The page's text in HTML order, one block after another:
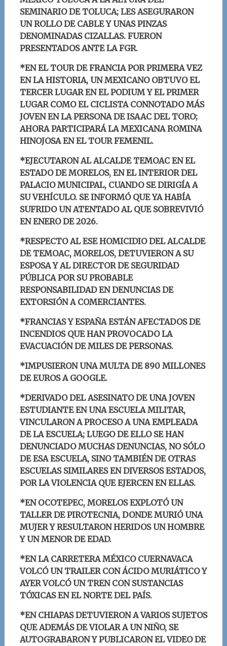
SEMINARIO DE TOLUCA; LES ASEGURARON
UN ROLLO DE CABLE Y UNAS PINZAS
DENOMINADAS CIZALLAS. FUERON
PRESENTADOS ANTE LA FGR.
*EN EL TOUR DE FRANCIA POR PRIMERA VEZ
EN LA HISTORIA, UN MEXICANO OBTUVO EL
TERCER LUGAR EN EL PODIUM Y EL PRIMER
LUGAR COMO EL CICLISTA CONNOTADO MÁS
JOVEN EN LA PERSONA DE ISAAC DEL TORO;
AHORA PARTICIPARÁ LA MEXICANA ROMINA
HINOJOSA EN EL TOUR FEMENIL.
*EJECUTARON AL ALCALDE TEMOAC EN EL
ESTADO DE MORELOS, EN EL INTERIOR DEL
PALACIO MUNICIPAL, CUANDO SE DIRIGÍA A
SU VEHÍCULO. SE INFORMÓ QUE YA HABÍA
SUFRIDO UN ATENTADO AL QUE SOBREVIVIÓ
EN ENERO DE 2026.
*RESPECTO AL ESE HOMICIDIO DEL ALCALDE
DE TEMOAC, MORELOS, DETUVIERON A SU
ESPOSA Y AL DIRECTOR DE SEGURIDAD
PÚBLICA POR SU PROBABLE
RESPONSABILIDAD EN DENUNCIAS DE
EXTORSIÓN A COMERCIANTES.
*FRANCIAS Y ESPAÑA ESTÁN AFECTADOS DE
INCENDIOS QUE HAN PROVOCADO LA
EVACUACIÓN DE MILES DE PERSONAS.
*IMPUSIERON UNA MULTA DE 890 MILLONES
DE EUROS A GOOGLE.
*DERIVADO DEL ASESINATO DE UNA JOVEN
ESTUDIANTE EN UNA ESCUELA MILITAR,
VINCULARON A PROCESO A UNA EMPLEADA
DE LA ESCUELA; LUEGO DE ELLO SE HAN
DENUNCIADO MUCHAS DENUNCIAS, NO SÓLO
DE ESA ESCUELA, SINO TAMBIÉN DE OTRAS
ESCUELAS SIMILARES EN DIVERSOS ESTADOS,
POR LA VIOLENCIA QUE EJERCEN EN ELLAS.
*EN OCOTEPEC, MORELOS EXPLOTÓ UN
TALLER DE PIROTECNIA, DONDE MURIÓ UNA
MUJER Y RESULTARON HERIDOS UN HOMBRE
Y UN MENOR DE EDAD.
*EN LA CARRETERA MÉXICO CUERNAVACA
VOLCÓ UN TRAILER CON ÁCIDO MURIÁTICO Y
AYER VOLCÓ UN TREN CON SUSTANCIAS
TÓXICAS EN EL NORTE DEL PAÍS.
*EN CHIAPAS DETUVIERON A VARIOS SUJETOS
QUE ADEMÁS DE VIOLAR A UN NIÑO, SE
AUTOGRABARON Y PUBLICARON EL VIDEO DE